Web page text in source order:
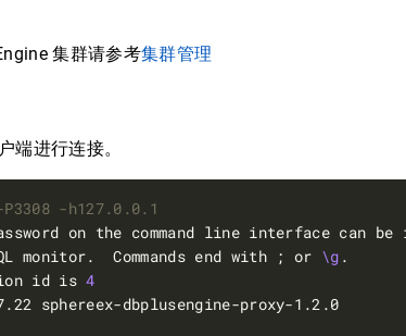
集群请参考集群管理
端进行连接。
-h127.0.0.1
monitor.  Commands end with ; or \g
id is 4